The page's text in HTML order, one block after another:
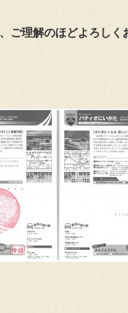
ご理解のほどよろしく